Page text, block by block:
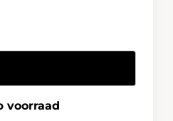
winkelwagen
voorraad